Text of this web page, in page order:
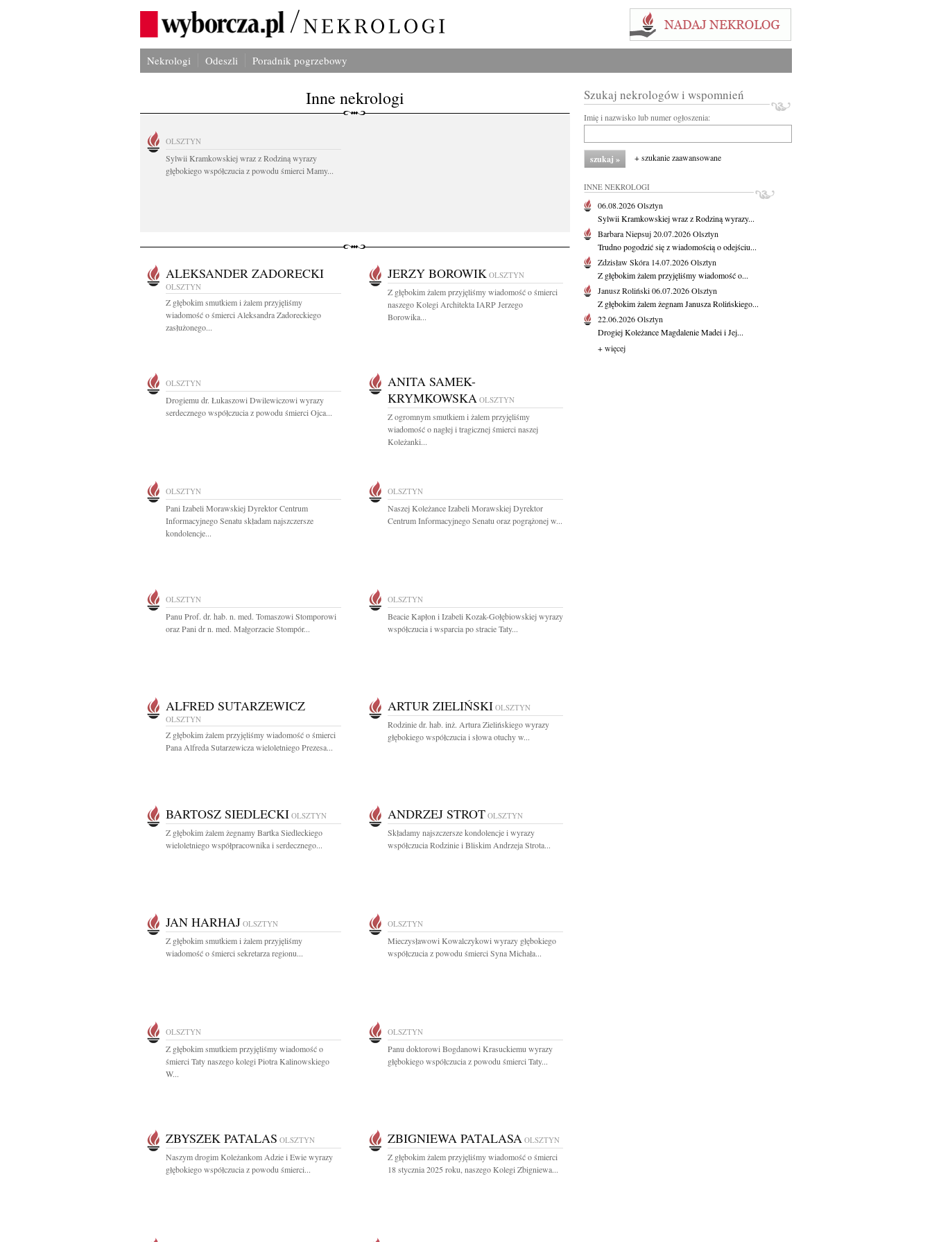
Nekrologi Odeszli Poradnik pogrzebowy
Inne nekrologi
OLSZTYN
Sylwii Kramkowskiej wraz z Rodziną wyrazy
głębokiego współczucia z powodu śmierci Mamy...
ALEKSANDER ZADORECKI
OLSZTYN
Z głębokim smutkiem i żalem przyjęliśmy
wiadomość o śmierci Aleksandra Zadoreckiego
zasłużonego...
JERZY BOROWIK OLSZTYN
Z głębokim żalem przyjęliśmy wiadomość o śmierci
naszego Kolegi Architekta IARP Jerzego
Borowika...
OLSZTYN
Drogiemu dr. Łukaszowi Dwilewiczowi wyrazy
serdecznego współczucia z powodu śmierci Ojca...
ANITA SAMEK-
KRYMKOWSKA OLSZTYN
Z ogromnym smutkiem i żalem przyjęliśmy
wiadomość o nagłej i tragicznej śmierci naszej
Koleżanki...
OLSZTYN
Pani Izabeli Morawskiej Dyrektor Centrum
Informacyjnego Senatu składam najszczersze
kondolencje...
OLSZTYN
Naszej Koleżance Izabeli Morawskiej Dyrektor
Centrum Informacyjnego Senatu oraz pogrążonej w...
OLSZTYN
Panu Prof. dr. hab. n. med. Tomaszowi Stomporowi
oraz Pani dr n. med. Małgorzacie Stompór...
OLSZTYN
Beacie Kapłon i Izabeli Kozak-Gołębiowskiej wyrazy
współczucia i wsparcia po stracie Taty...
ALFRED SUTARZEWICZ
OLSZTYN
Z głębokim żalem przyjęliśmy wiadomość o śmierci
Pana Alfreda Sutarzewicza wieloletniego Prezesa...
ARTUR ZIELIŃSKI OLSZTYN
Rodzinie dr. hab. inż. Artura Zielińskiego wyrazy
głębokiego współczucia i słowa otuchy w...
BARTOSZ SIEDLECKI OLSZTYN
Z głębokim żalem żegnamy Bartka Siedleckiego
wieloletniego współpracownika i serdecznego...
ANDRZEJ STROT OLSZTYN
Składamy najszczersze kondolencje i wyrazy
współczucia Rodzinie i Bliskim Andrzeja Strota...
JAN HARHAJ OLSZTYN
Z głębokim smutkiem i żalem przyjęliśmy
wiadomość o śmierci sekretarza regionu...
OLSZTYN
Mieczysławowi Kowalczykowi wyrazy głębokiego
współczucia z powodu śmierci Syna Michała...
OLSZTYN
Z głębokim smutkiem przyjęliśmy wiadomość o
śmierci Taty naszego kolegi Piotra Kalinowskiego
W...
OLSZTYN
Panu doktorowi Bogdanowi Krasuckiemu wyrazy
głębokiego współczucia z powodu śmierci Taty...
ZBYSZEK PATALAS OLSZTYN
Naszym drogim Koleżankom Adzie i Ewie wyrazy
głębokiego współczucia z powodu śmierci...
ZBIGNIEWA PATALASA OLSZTYN
Z głębokim żalem przyjęliśmy wiadomość o śmierci
18 stycznia 2025 roku, naszego Kolegi Zbigniewa...
Szukaj nekrologów i wspomnień
Imię i nazwisko lub numer ogłoszenia:
+ szukanie zaawansowane
INNE NEKROLOGI
06.08.2026Olsztyn
Sylwii Kramkowskiej wraz z Rodziną wyrazy...
Barbara Niepsuj20.07.2026Olsztyn
Trudno pogodzić się z wiadomością o odejściu...
Zdzisław Skóra 14.07.2026Olsztyn
Z głębokim żalem przyjęliśmy wiadomość o...
Janusz Roliński06.07.2026Olsztyn
Z głębokim żalem żegnam Janusza Rolińskiego...
22.06.2026Olsztyn
Drogiej Koleżance Magdalenie Madei i Jej...
+ więcej